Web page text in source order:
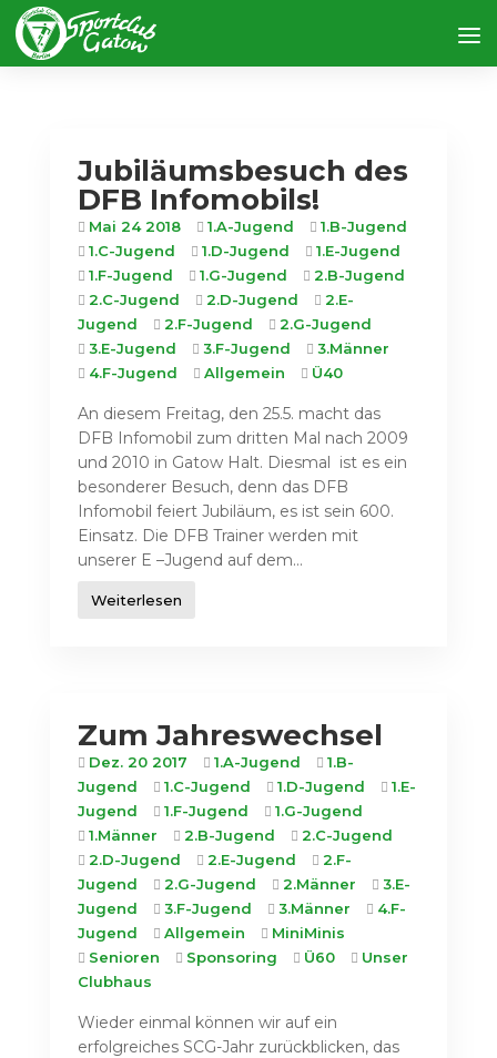
Jubiläumsbesuch des
DFB Infomobils!
Mai 24 2018 1.A-Jugend
1.B-Jugend
1.C-Jugend
1.D-Jugend
1.E-Jugend
1.F-Jugend
1.G-Jugend
2.B-Jugend
2.C-Jugend
2.D-Jugend
2.E-
Jugend
2.F-Jugend
2.G-Jugend
3.E-Jugend
3.F-Jugend
3.Männer
4.F-Jugend
Allgemein Ü40
An diesem Freitag, den 25.5. macht das
DFB Infomobil zum dritten Mal nach 2009
und 2010 in Gatow Halt. Diesmal ist es ein
besonderer Besuch, denn das DFB
Infomobil feiert Jubiläum, es ist sein 600.
Einsatz. Die DFB Trainer werden mit
unserer E –Jugend auf dem...
Weiterlesen
Zum Jahreswechsel
Dez. 20 2017 1.A-Jugend
1.B-
Jugend
1.C-Jugend 1.D-Jugend
1.E-
Jugend
1.F-Jugend
1.G-Jugend
1.Männer
2.B-Jugend
2.C-Jugend
2.D-Jugend
2.E-Jugend
2.F-
Jugend
2.G-Jugend 2.Männer
3.E-
Jugend
3.F-Jugend 3.Männer
4.F-
Jugend
Allgemein
MiniMinis
Senioren
Sponsoring Ü60
Unser
Clubhaus
Wieder einmal können wir auf ein
erfolgreiches SCG-Jahr zurückblicken, das